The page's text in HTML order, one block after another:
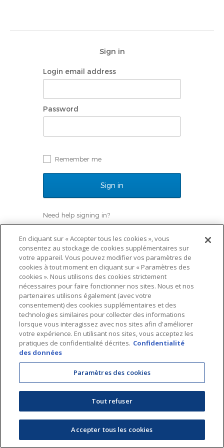
Sign in
Login email address
Password
Remember me
Need help signing in?
En cliquant sur « Accepter tous les cookies », vous
consentez au stockage de cookies supplémentaires sur
votre appareil. Vous pouvez modifier vos paramètres de
cookies à tout moment en cliquant sur « Paramètres des
cookies ». Nous utilisons des cookies strictement
nécessaires pour faire fonctionner nos sites. Nous et nos
partenaires utilisons également (avec votre
consentement) des cookies supplémentaires et des
technologies similaires pour collecter des informations
lorsque vous interagissez avec nos sites afin d'améliorer
votre expérience. En utilisant nos sites, vous acceptez les
pratiques de confidentialité décrites. Confidentialité
des données
Paramètres des cookies
Tout refuser
Accepter tous les cookies